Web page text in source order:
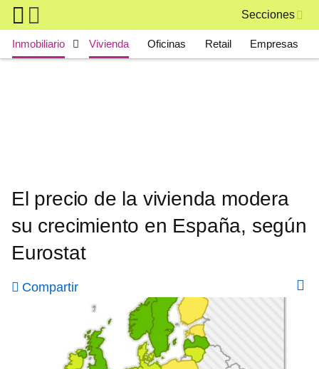
Skip to main content
Secciones
Main navigation
Inmobiliario Vivienda Oficinas Retail Empresas
El precio de la vivienda modera
su crecimiento en España, según
Eurostat
Compartir